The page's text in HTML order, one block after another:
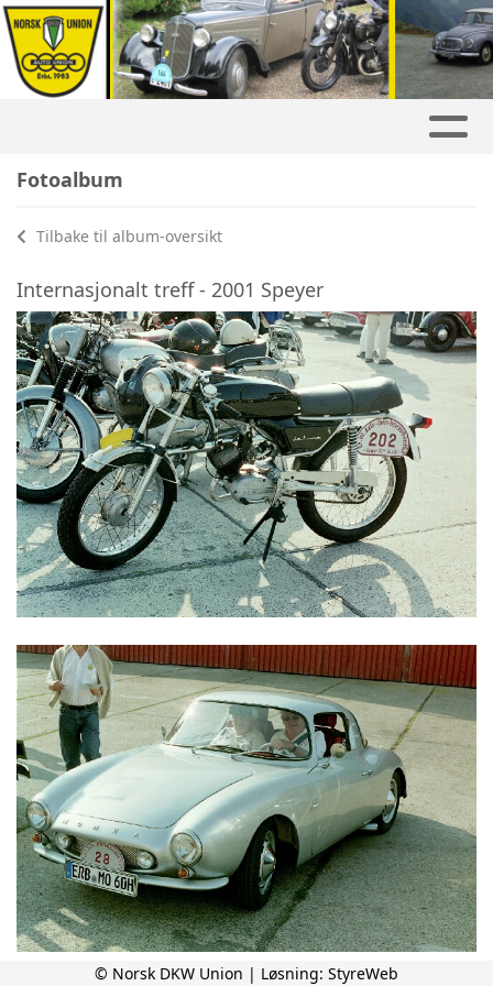
Fotoalbum
Tilbake til album-oversikt
Internasjonalt treff - 2001 Speyer
© Norsk DKW Union | Løsning: StyreWeb